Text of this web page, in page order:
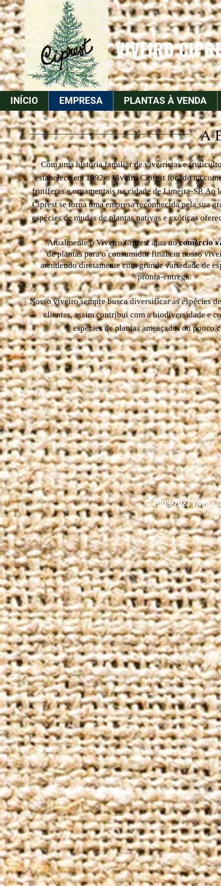
VIVEIRO
INÍCIO EMPRESA PLANTAS À VENDA
A
Com uma história familiar de viveiristas e
estabelece em 1992 o Viveiro Ciprest focado na
frutíferas e ornamentais na cidade de Limeira-SP.Ao
Ciprest se torna uma empresa reconhecida pela sua
espécies de mudas de plantas nativas e exóticas
Atualmente o Viveiro Ciprest atua nocomércio
de plantas para o consumidor final em nosso
atendendo diretamente com grande variedade de
pronta-entrega.
Nosso viveiro sempre busca diversificar as espécies
clientes, assim contribui com a biodiversidade e
espécies de plantas ameaçadas ou pouco
© 2009-2023 Viveiro